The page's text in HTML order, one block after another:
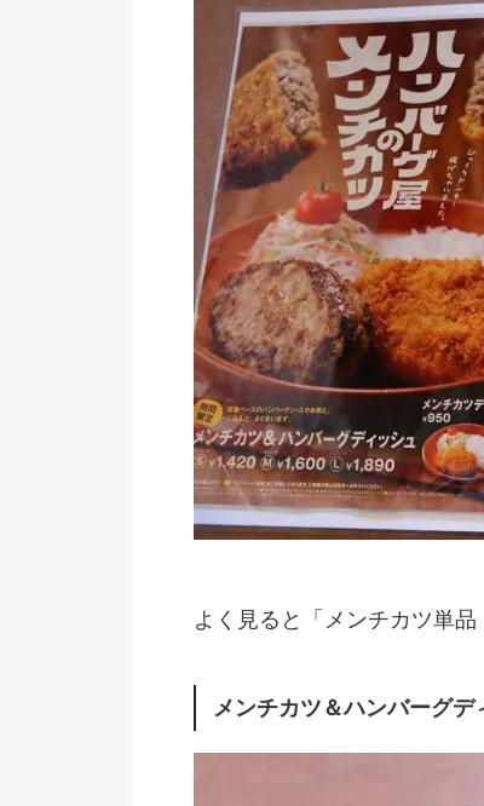
よく見ると「メンチカツ単
メンチカツ＆ハンバーグデ